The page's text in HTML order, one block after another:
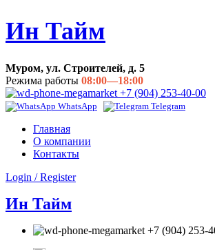
Ин Тайм
Муром, ул. Строителей, д. 5
Режима работы 08:00—18:00
+7 (904) 253-40-00
WhatsApp Telegram
Главная
О компании
Контакты
Login / Register
Ин Тайм
+7 (904) 253-